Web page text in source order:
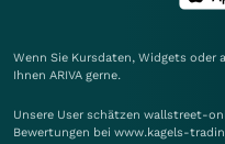
Wenn Sie Kursdaten, Widgets
Ihnen ARIVA gerne.
Unsere User schätzen wallstreet-
Bewertungen bei www.kagels-